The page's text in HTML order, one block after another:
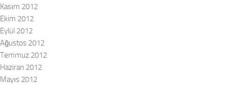
Kasım 2012
Ekim 2012
Eylül 2012
Ağustos 2012
Temmuz 2012
Haziran 2012
Mayıs 2012